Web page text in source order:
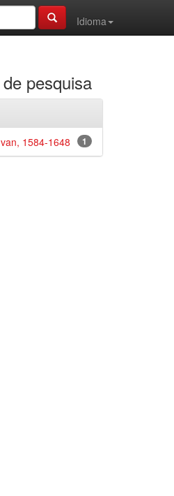
Idioma
pesquisa
1
1584-1648